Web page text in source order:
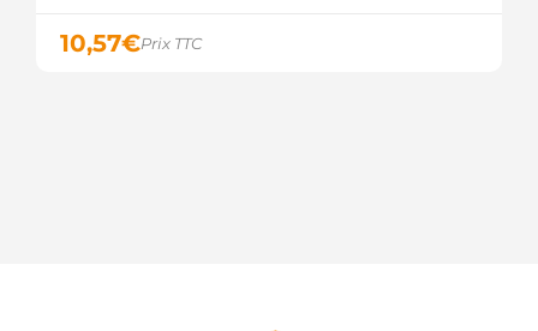
10,57€Prix TTC